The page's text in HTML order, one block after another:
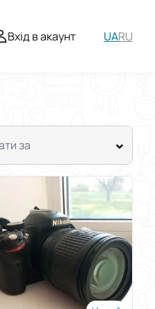
Вхід в акаунт UARU
за